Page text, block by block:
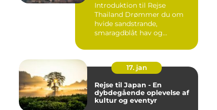
Introduktion til Rejse
Thailand Drømmer du om
hvide sandstrande,
smaragdblåt hav og
17. jan
Rejse til Japan - En
dybdegående oplevelse af
kultur og eventyr